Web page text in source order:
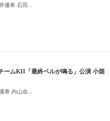
優希 石田...
ームKII「最終ベルが鳴る」公演 小畑
希 内山命...